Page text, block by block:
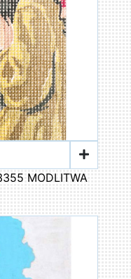
MODLITWA